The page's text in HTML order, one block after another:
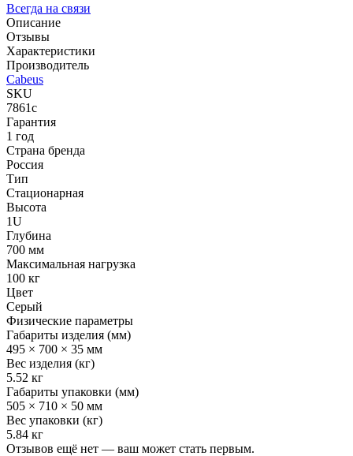
Всегда на связи
Описание
Отзывы
Характеристики
Производитель
Cabeus
SKU
7861c
Гарантия
1 год
Страна бренда
Россия
Тип
Стационарная
Высота
1U
Глубина
700 мм
Максимальная нагрузка
100 кг
Цвет
Серый
Физические параметры
Габариты изделия (мм)
495 × 700 × 35 мм
Вес изделия (кг)
5.52 кг
Габариты упаковки (мм)
505 × 710 × 50 мм
Вес упаковки (кг)
5.84 кг
Отзывов ещё нет — ваш может стать первым.